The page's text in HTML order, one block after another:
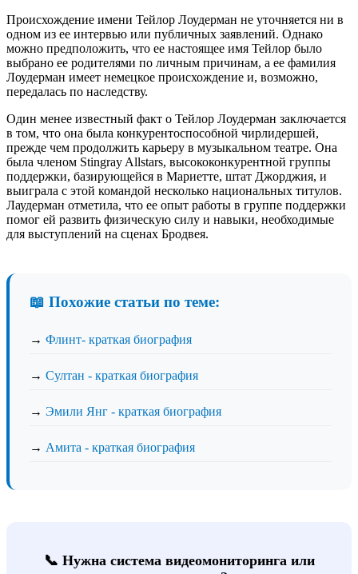
Происхождение имени Тейлор Лоудерман не уточняется ни в
одном из ее интервью или публичных заявлений. Однако
можно предположить, что ее настоящее имя Тейлор было
выбрано ее родителями по личным причинам, а ее фамилия
Лоудерман имеет немецкое происхождение и, возможно,
передалась по наследству.
Один менее известный факт о Тейлор Лоудерман заключается
в том, что она была конкурентоспособной чирлидершей,
прежде чем продолжить карьеру в музыкальном театре. Она
была членом Stingray Allstars, высококонкурентной группы
поддержки, базирующейся в Мариетте, штат Джорджия, и
выиграла с этой командой несколько национальных титулов.
Лаудерман отметила, что ее опыт работы в группе поддержки
помог ей развить физическую силу и навыки, необходимые
для выступлений на сценах Бродвея.
📖 Похожие статьи по теме:
→ Флинт- краткая биография
→ Султан - краткая биография
→ Эмили Янг - краткая биография
→ Амита - краткая биография
📞 Нужна система видеомониторинга или